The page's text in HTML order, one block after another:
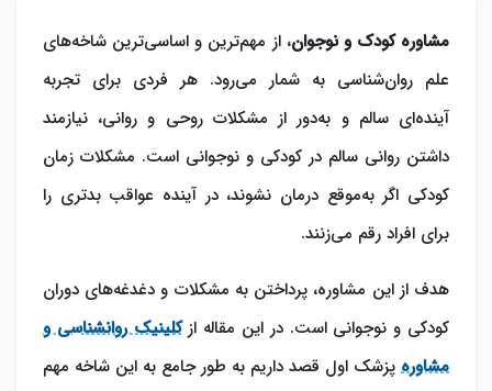
مشاوره کودک و نوجوان، از مهم‌ترین و اساسی‌ترین شاخه‌های
علم روان‌شناسی به شمار می‌رود. هر فردی برای تجربه
آینده‌ای سالم و به‌دور از مشکلات روحی و روانی، نیازمند
داشتن روانی سالم در کودکی و نوجوانی است. مشکلات زمان
کودکی اگر به‌موقع درمان نشوند، در آینده عواقب بدتری را
برای افراد رقم می‌زنند.
هدف از این مشاوره، پرداختن به مشکلات و دغدغه‌های دوران
کودکی و نوجوانی است. در این مقاله ازکلینیک روانشناسی و
مشاوره پزشک اول قصد داریم به طور جامع به این شاخه مهم